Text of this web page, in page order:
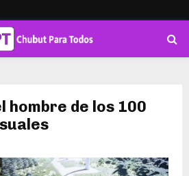
hombre de los 100